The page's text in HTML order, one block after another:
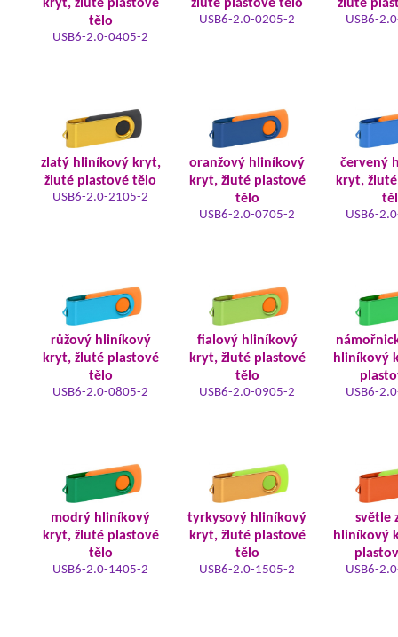
kryt, žluté plastové
tělo
USB6-2.0-0405-2
žluté plastové tělo
USB6-2.0-0205-2
žluté
USB6-
zlatý hliníkový kryt,
žluté plastové tělo
USB6-2.0-2105-2
oranžový hliníkový
kryt, žluté plastové
tělo
USB6-2.0-0705-2
červený
kryt,
USB6-
růžový hliníkový
kryt, žluté plastové
tělo
USB6-2.0-0805-2
fialový hliníkový
kryt, žluté plastové
tělo
USB6-2.0-0905-2
hliníkový
USB6-
modrý hliníkový
kryt, žluté plastové
tělo
USB6-2.0-1405-2
tyrkysový hliníkový
kryt, žluté plastové
tělo
USB6-2.0-1505-2
světle
hliníkový
USB6-